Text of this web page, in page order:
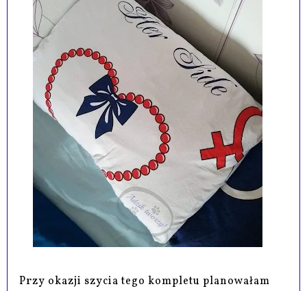
Przy okazji szycia tego kompletu planowałam